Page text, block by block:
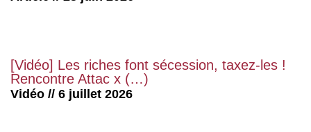
[Vidéo] Les riches font sécession, taxez-les !
Rencontre Attac x (…)
Vidéo // 6 juillet 2026